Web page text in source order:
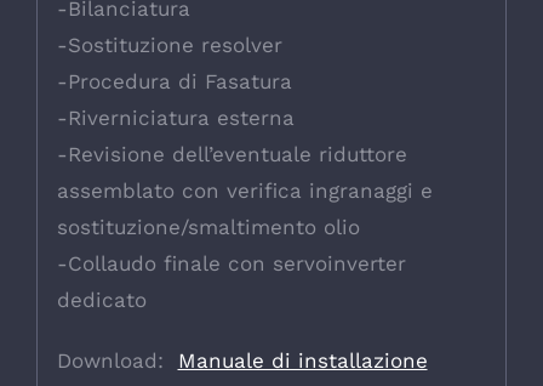
-Bilanciatura
-Sostituzione resolver
-Procedura di Fasatura
-Riverniciatura esterna
-Revisione dell’eventuale riduttore
assemblato con verifica ingranaggi e
sostituzione/smaltimento olio
-Collaudo finale con servoinverter
dedicato
Download: Manuale di installazione